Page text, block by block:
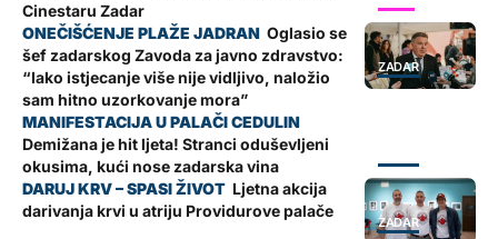
Cinestaru Zadar
ZADAR
Oglasio se
šef zadarskog Zavoda za javno zdravstvo:
“Iako istjecanje više nije vidljivo, naložio
sam hitno uzorkovanje mora”
Demižana je hit ljeta! Stranci oduševljeni
okusima, kući nose zadarska vina
ZADAR
Ljetna akcija
darivanja krvi u atriju Providurove palače